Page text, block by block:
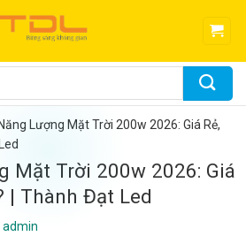
Lượng Mặt Trời 200w 2026: Giá Rẻ,
Mặt Trời 200w 2026: Giá
| Thành Đạt Led
admin